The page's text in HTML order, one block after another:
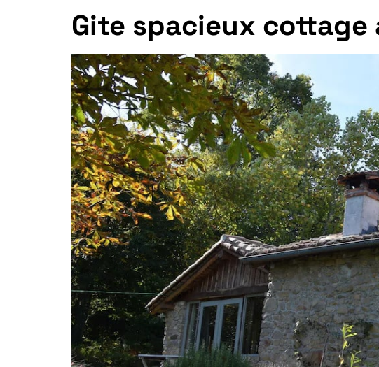
Gite spacieux